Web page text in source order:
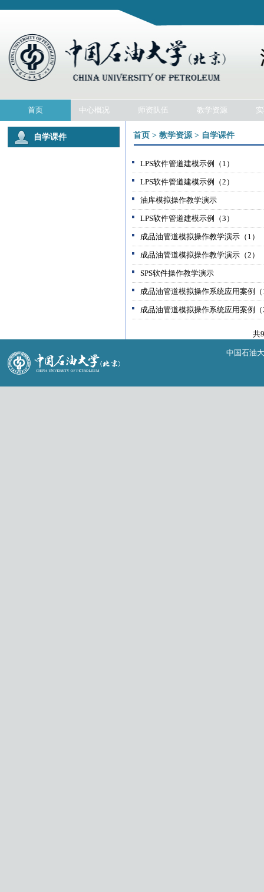
首页 中心概况 师资队伍 教学资源
自学课件 首页 > 教学资源 > 自学课件
LPS软件管道建模示例（1）
LPS软件管道建模示例（2）
油库模拟操作教学演示
LPS软件管道建模示例（3）
成品油管道模拟操作教学演示（1）
成品油管道模拟操作教学演示（2）
SPS软件操作教学演示
成品油管道模拟操作系统应用案例
成品油管道模拟操作系统应用案例
共
中国石油